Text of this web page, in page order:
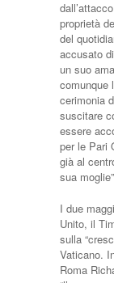
proprietà
del
accusato
un suo
comunque
cerimonia
suscitare
essere
per le Pari
già al
sua
I due
Unito, il
sulla
Vaticano.
Roma